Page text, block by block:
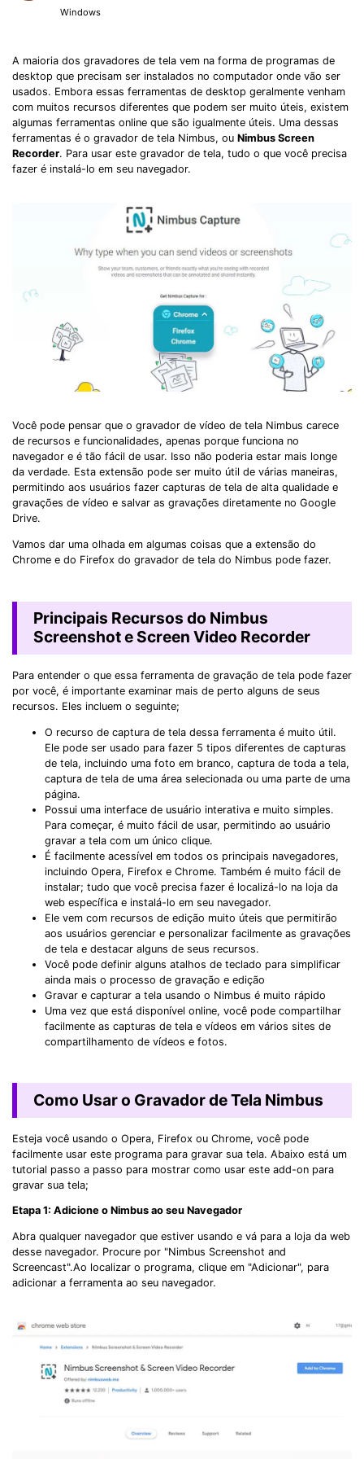
Windows
A maioria dos gravadores de tela vem na forma de programas de
desktop que precisam ser instalados no computador onde vão ser
usados. Embora essas ferramentas de desktop geralmente venham
com muitos recursos diferentes que podem ser muito úteis, existem
algumas ferramentas online que são igualmente úteis. Uma dessas
ferramentas é o gravador de tela Nimbus, ou Nimbus Screen
Recorder. Para usar este gravador de tela, tudo o que você precisa
fazer é instalá-lo em seu navegador.
Você pode pensar que o gravador de vídeo de tela Nimbus carece
de recursos e funcionalidades, apenas porque funciona no
navegador e é tão fácil de usar. Isso não poderia estar mais longe
da verdade. Esta extensão pode ser muito útil de várias maneiras,
permitindo aos usuários fazer capturas de tela de alta qualidade e
gravações de vídeo e salvar as gravações diretamente no Google
Drive.
Vamos dar uma olhada em algumas coisas que a extensão do
Chrome e do Firefox do gravador de tela do Nimbus pode fazer.
Principais Recursos do Nimbus
Screenshot e Screen Video Recorder
Para entender o que essa ferramenta de gravação de tela pode fazer
por você, é importante examinar mais de perto alguns de seus
recursos. Eles incluem o seguinte;
O recurso de captura de tela dessa ferramenta é muito útil.
Ele pode ser usado para fazer 5 tipos diferentes de capturas
de tela, incluindo uma foto em branco, captura de toda a tela,
captura de tela de uma área selecionada ou uma parte de uma
página.
Possui uma interface de usuário interativa e muito simples.
Para começar, é muito fácil de usar, permitindo ao usuário
gravar a tela com um único clique.
É facilmente acessível em todos os principais navegadores,
incluindo Opera, Firefox e Chrome. Também é muito fácil de
instalar; tudo que você precisa fazer é localizá-lo na loja da
web específica e instalá-lo em seu navegador.
Ele vem com recursos de edição muito úteis que permitirão
aos usuários gerenciar e personalizar facilmente as gravações
de tela e destacar alguns de seus recursos.
Você pode definir alguns atalhos de teclado para simplificar
ainda mais o processo de gravação e edição
Gravar e capturar a tela usando o Nimbus é muito rápido
Uma vez que está disponível online, você pode compartilhar
facilmente as capturas de tela e vídeos em vários sites de
compartilhamento de vídeos e fotos.
Como Usar o Gravador de Tela Nimbus
Esteja você usando o Opera, Firefox ou Chrome, você pode
facilmente usar este programa para gravar sua tela. Abaixo está um
tutorial passo a passo para mostrar como usar este add-on para
gravar sua tela;
Etapa 1: Adicione o Nimbus ao seu Navegador
Abra qualquer navegador que estiver usando e vá para a loja da web
desse navegador. Procure por "Nimbus Screenshot and
Screencast".Ao localizar o programa, clique em "Adicionar", para
adicionar a ferramenta ao seu navegador.